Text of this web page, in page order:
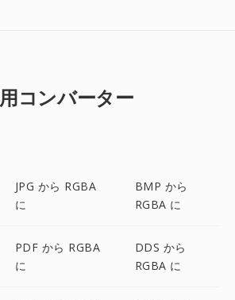
コンバーター
JPG から RGBA
に
BMP から
RGBA に
PDF から RGBA
に
DDS から
RGBA に